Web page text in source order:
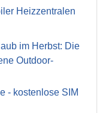
Heizzentralen
im Herbst: Die
Outdoor-
- kostenlose SIM